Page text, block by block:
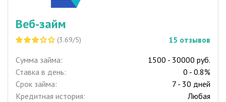
Веб-займ
(3.69/5) 15 отзывов
Сумма займа:
1500 - 30000 руб.
Ставка в день:
0 - 0.8%
Срок займа:
7 - 30 дней
Кредитная история:
Любая